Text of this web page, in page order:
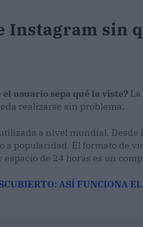
Instagram sin
usuario sepa qué la viste?
realizarse sin problema.
a nivel mundial. Desde
popularidad. El formato de
de 24 horas es un
ASÍ FUNCIONA